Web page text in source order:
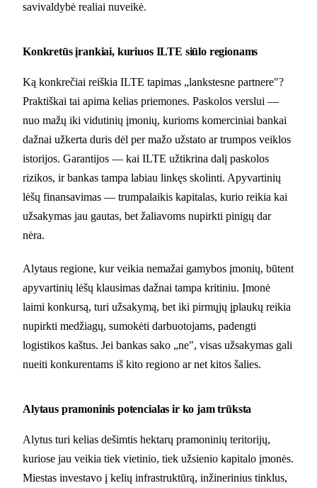
savivaldybė realiai nuveikė.
Konkretūs įrankiai, kuriuos ILTE siūlo regionams
Ką konkrečiai reiškia ILTE tapimas „lankstesne partnere"?
Praktiškai tai apima kelias priemones. Paskolos verslui —
nuo mažų iki vidutinių įmonių, kurioms komerciniai bankai
dažnai užkerta duris dėl per mažo užstato ar trumpos veiklos
istorijos. Garantijos — kai ILTE užtikrina dalį paskolos
rizikos, ir bankas tampa labiau linkęs skolinti. Apyvartinių
lėšų finansavimas — trumpalaikis kapitalas, kurio reikia kai
užsakymas jau gautas, bet žaliavoms nupirkti pinigų dar
nėra.
Alytaus regione, kur veikia nemažai gamybos įmonių, būtent
apyvartinių lėšų klausimas dažnai tampa kritiniu. Įmonė
laimi konkursą, turi užsakymą, bet iki pirmųjų įplaukų reikia
nupirkti medžiagų, sumokėti darbuotojams, padengti
logistikos kaštus. Jei bankas sako „ne", visas užsakymas gali
nueiti konkurentams iš kito regiono ar net kitos šalies.
Alytaus pramoninis potencialas ir ko jam trūksta
Alytus turi kelias dešimtis hektarų pramoninių teritorijų,
kuriose jau veikia tiek vietinio, tiek užsienio kapitalo įmonės.
Miestas investavo į kelių infrastruktūrą, inžinerinius tinklus,